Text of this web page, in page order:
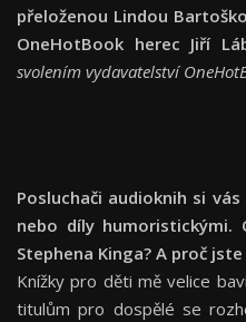
přeloženou Lindou
OneHotBook herec Jiří
svolením vydavatelství
Posluchači audioknih si
nebo díly humoristickými.
Stephena Kinga? A proč
Knížky pro děti mě velice
titulům pro dospělé se